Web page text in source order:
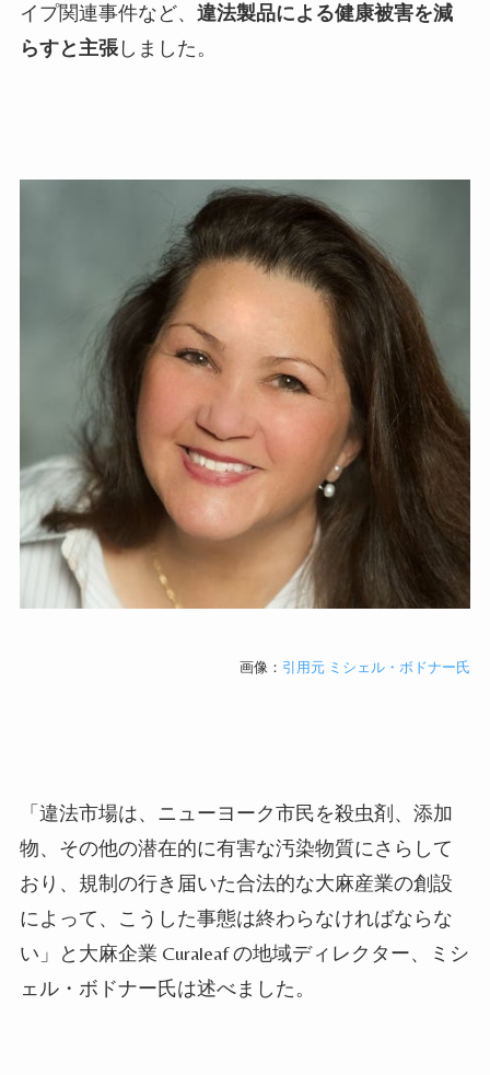
イプ関連事件など、 違法製品による健康被害を減
らすと主張しました。
画像： 引用元 ミシェル・ボドナー氏
「違法市場は、ニューヨーク市民を殺虫剤、添加
物、その他の潜在的に有害な汚染物質にさらして
おり、規制の行き届いた合法的な大麻産業の創設
によって、こうした事態は終わらなければならな
い」と大麻企業 Curaleafの地域ディレクター、ミシ
ェル・ボドナー氏は述べました。